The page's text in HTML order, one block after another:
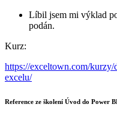
Líbil jsem mi výklad
podán.
Kurz:
https://exceltown.com/
excelu/
Reference ze školení Úvod do Power